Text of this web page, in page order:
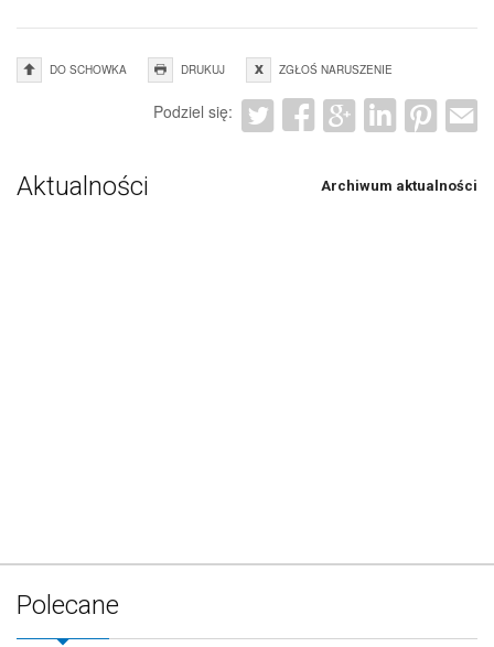
DO SCHOWKA DRUKUJ ZGŁOŚ NARUSZENIE
Podziel się:
Aktualności Archiwum aktualności
Polecane